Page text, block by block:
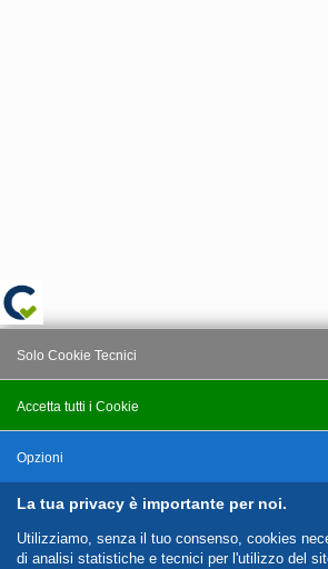
La tua privacy è importante per noi.
Utilizziamo, senza il tuo consenso, cookies
di analisi statistiche e tecnici per l'utilizzo del
Accetta tutti i Cookie
Solo Cookie Tecnici
Salva
Opzioni
Nascondi Opzioni